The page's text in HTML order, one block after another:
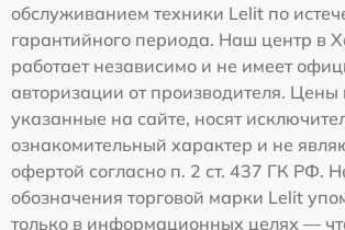
обслуживанием техники Lelit по
гарантийного периода. Наш центр в
работает независимо и не имеет
авторизации от производителя. Цены
указанные на сайте, носят
ознакомительный характер и не
офертой согласно п. 2 ст. 437 ГК РФ.
обозначения торговой марки Lelit
только в информационных целях —